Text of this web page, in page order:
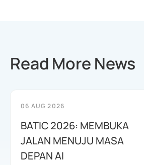
Read More News
06 AUG 2026
BATIC 2026: MEMBUKA
JALAN MENUJU MASA
DEPAN AI